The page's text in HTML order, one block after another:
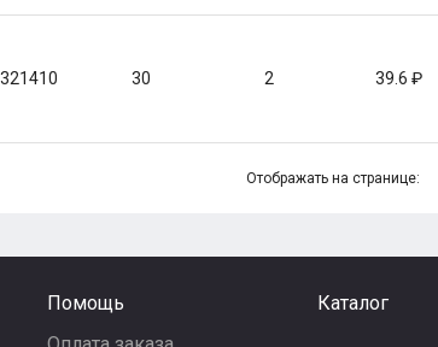
30 2 39.6
Отображать на странице:
Помощь
Каталог